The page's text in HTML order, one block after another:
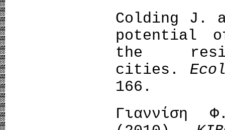
Colding J.
potential of
the
cities.
166.
Γιαννίση